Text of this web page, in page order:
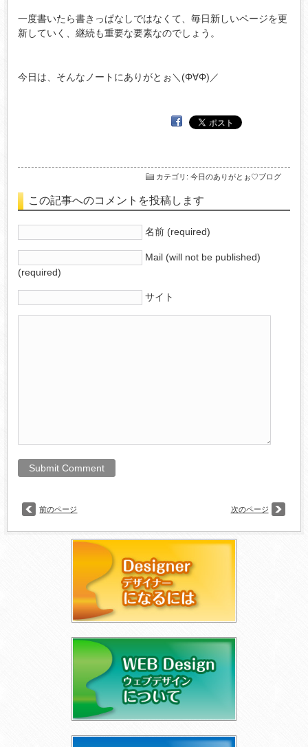
一度書いたら書きっぱなしではなくて、毎日新しいページを更
新していく、継続も重要な要素なのでしょう。
今日は、そんなノートにありがとぉ＼(Φ∀Φ)／
カテゴリ : 今日のありがとぉ♡ブログ
この記事へのコメントを投稿します
名前 (required)
Mail (will not be published)
(required)
サイト
前のページ 次のページ